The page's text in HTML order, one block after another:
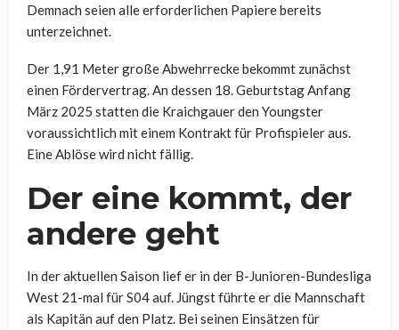
Demnach seien alle erforderlichen Papiere bereits
unterzeichnet.
Der 1,91 Meter große Abwehrrecke bekommt zunächst
einen Fördervertrag. An dessen 18. Geburtstag Anfang
März 2025 statten die Kraichgauer den Youngster
voraussichtlich mit einem Kontrakt für Profispieler aus.
Eine Ablöse wird nicht fällig.
Der eine kommt, der
andere geht
In der aktuellen Saison lief er in der B-Junioren-Bundesliga
West 21-mal für S04 auf. Jüngst führte er die Mannschaft
als Kapitän auf den Platz. Bei seinen Einsätzen für